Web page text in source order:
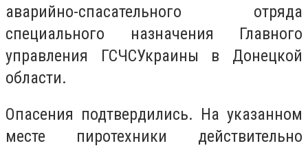
аварийно-спасательного отряда
специального назначения Главного
управления ГСЧСУкраины в Донецкой
области.
Опасения подтвердились. На указанном
месте пиротехники действительно